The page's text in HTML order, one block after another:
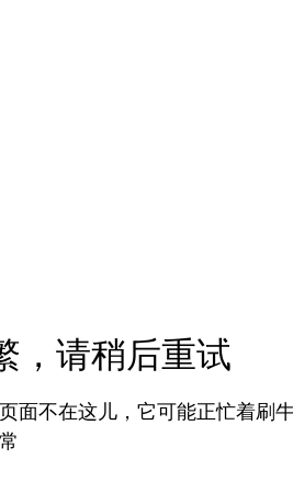
，请稍后重试
面不在这儿，它可能正忙着刷